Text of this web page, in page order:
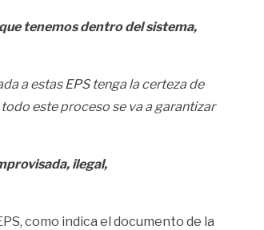
tenemos dentro del sistema,
a estas EPS tenga la certeza de
este proceso se va a garantizar
ilegal,
como indica el documento de la